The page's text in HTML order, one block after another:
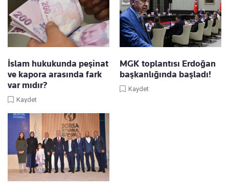
İslam hukukunda peşinat
ve kapora arasında fark
var mıdır?
Kaydet
MGK toplantısı Erdoğan
başkanlığında başladı!
Kaydet